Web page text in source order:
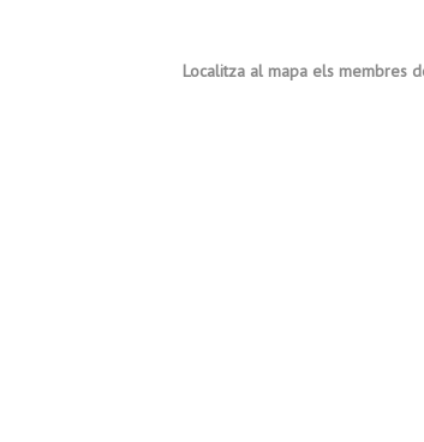
Localitza al mapa els membres